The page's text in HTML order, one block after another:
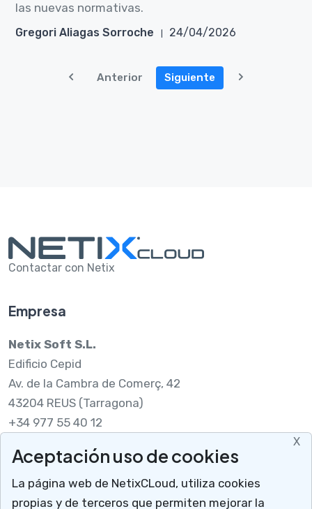
las nuevas normativas.
Gregori Aliagas Sorroche 24/04/2026
Anterior Siguiente
X
Aceptación uso de cookies
La página web de NetixCLoud, utiliza cookies
propias y de terceros que permiten mejorar la
Contactar con Netix
Empresa
Netix Soft S.L.
Edificio Cepid
Av. de la Cambra de Comerç, 42
43204 REUS (Tarragona)
+34 977 55 40 12
Legal
Nota legal